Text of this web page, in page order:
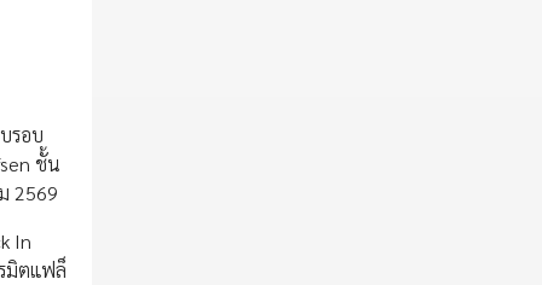
รอบ
ชั้น
2569
In
มิตแฟล็